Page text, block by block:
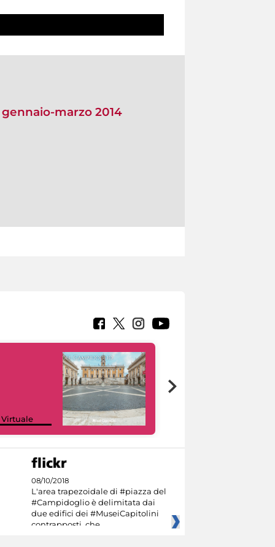
marzo 2014
Virtuale
08/10/2018
L'area trapezoidale di #piazza del
#Campidoglio è delimitata dai
due edifici dei #MuseiCapitolini
contrapposti, che